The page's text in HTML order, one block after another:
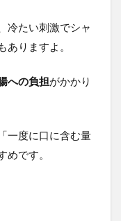
冷たい刺激でシャ
りますよ。
への負担がかかり
一度に口に含む量
です。